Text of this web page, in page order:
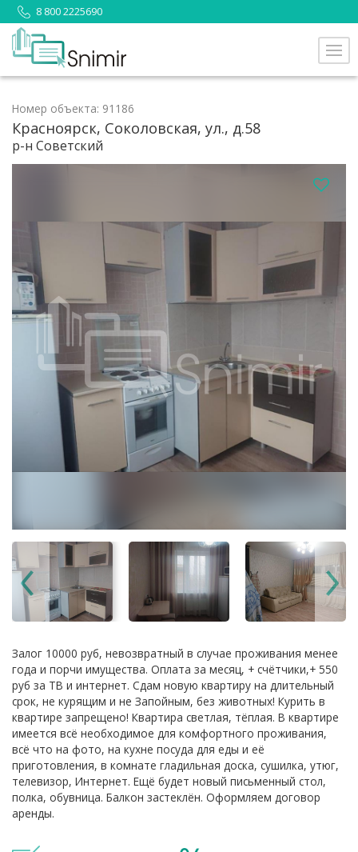
8 800 2225690
Номер объекта: 91186
Красноярск, Соколовская, ул., д.58
р-н Советский
Залог 10000 руб, невозвратный в случае проживания менее
года и порчи имущества. Оплата за месяц, + счётчики,+ 550
руб за ТВ и интернет. Сдам новую квартиру на длительный
срок, не курящим и не Запойным, без животных! Курить в
квартире запрещено! Квартира светлая, тёплая. В квартире
имеется всё необходимое для комфортного проживания,
всё что на фото, на кухне посуда для еды и её
приготовления, в комнате гладильная доска, сушилка, утюг,
телевизор, Интернет. Ещё будет новый письменный стол,
полка, обувница. Балкон застеклён. Оформляем договор
аренды.